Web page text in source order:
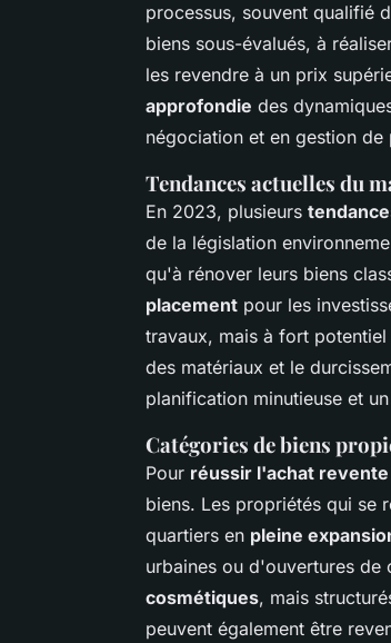
processus, souvent qualifié
biens sous-évalués, à
les revendre à un prix
approfondie des
négociation et en gestion de
Tendances actuelles du
En 2023, plusieurs
de la législation
qu'à rénover leurs biens
placement pour les
travaux, mais à fort
des matériaux et le
planification minutieuse et
Catégories de biens
Pour réussir l'achat
biens. Les propriétés qui se
quartiers en pleine
urbaines ou d'ouvertures de
cosmétiques, mais
peuvent également être